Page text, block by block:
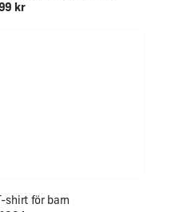
kr
shirt för barn